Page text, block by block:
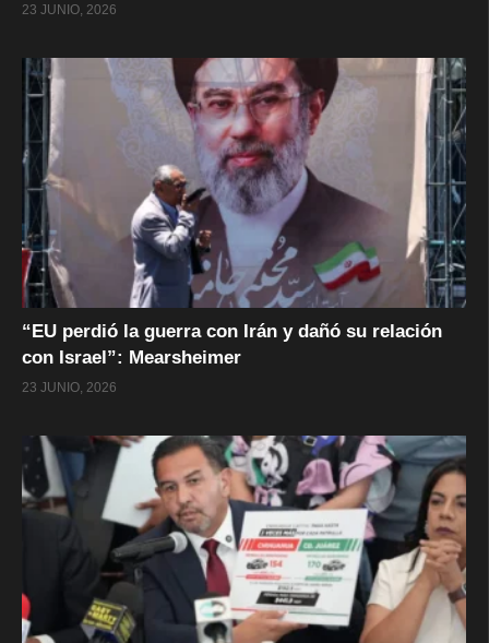
23 JUNIO, 2026
“EU perdió la guerra con Irán y dañó su relación
con Israel”: Mearsheimer
23 JUNIO, 2026